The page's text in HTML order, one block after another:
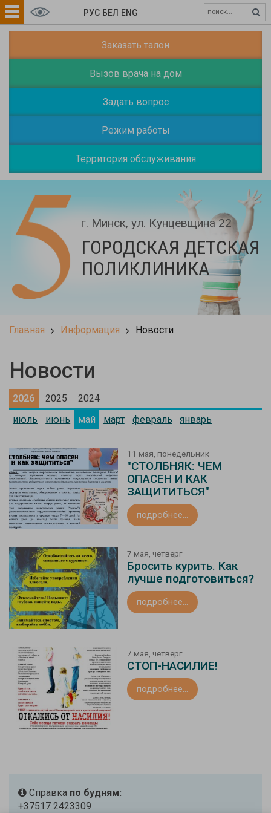
Заказать талон
Вызов врача на дом
Задать вопрос
Режим работы
Территория обслуживания
РУС БЕЛ ENG
г. Минск, ул. Кунцевщина 22
ГОРОДСКАЯ ДЕТСКАЯ
ПОЛИКЛИНИКА
Главная Информация Новости
Новости
2026 2025
2024
июль
июнь май март февраль январь
11 мая, понедельник
"СТОЛБНЯК: ЧЕМ
ОПАСЕН И КАК
ЗАЩИТИТЬСЯ"
подробнее...
7 мая, четверг
Бросить курить. Как
лучше подготовиться?
подробнее...
7 мая, четверг
СТОП-НАСИЛИЕ!
подробнее...
Справка по будням:
+37517 2423309